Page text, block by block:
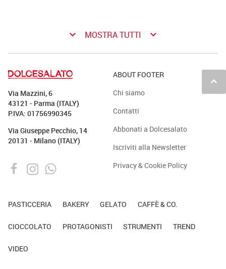
keyboard_arrow_down MOSTRA TUTTI keyboard_arrow_down
keyboard_arrow_up
Via Mazzini, 6
43121 - Parma (ITALY)
P.IVA: 01756990345
Via Giuseppe Pecchio, 14
20131 - Milano (ITALY)
ABOUT FOOTER
Chi siamo
Contatti
Abbonati a Dolcesalato
Iscriviti alla Newsletter
Privacy & Cookie Policy
PASTICCERIA BAKERY GELATO CAFFÈ & CO.
CIOCCOLATO PROTAGONISTI STRUMENTI TREND
VIDEO